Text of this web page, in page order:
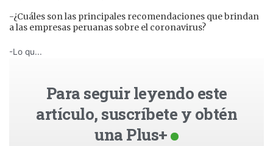
-¿Cuáles son las principales recomendaciones que brindan
a las empresas peruanas sobre el coronavirus?
-Lo qu...
Para seguir leyendo este
artículo, suscríbete y obtén
una Plus+